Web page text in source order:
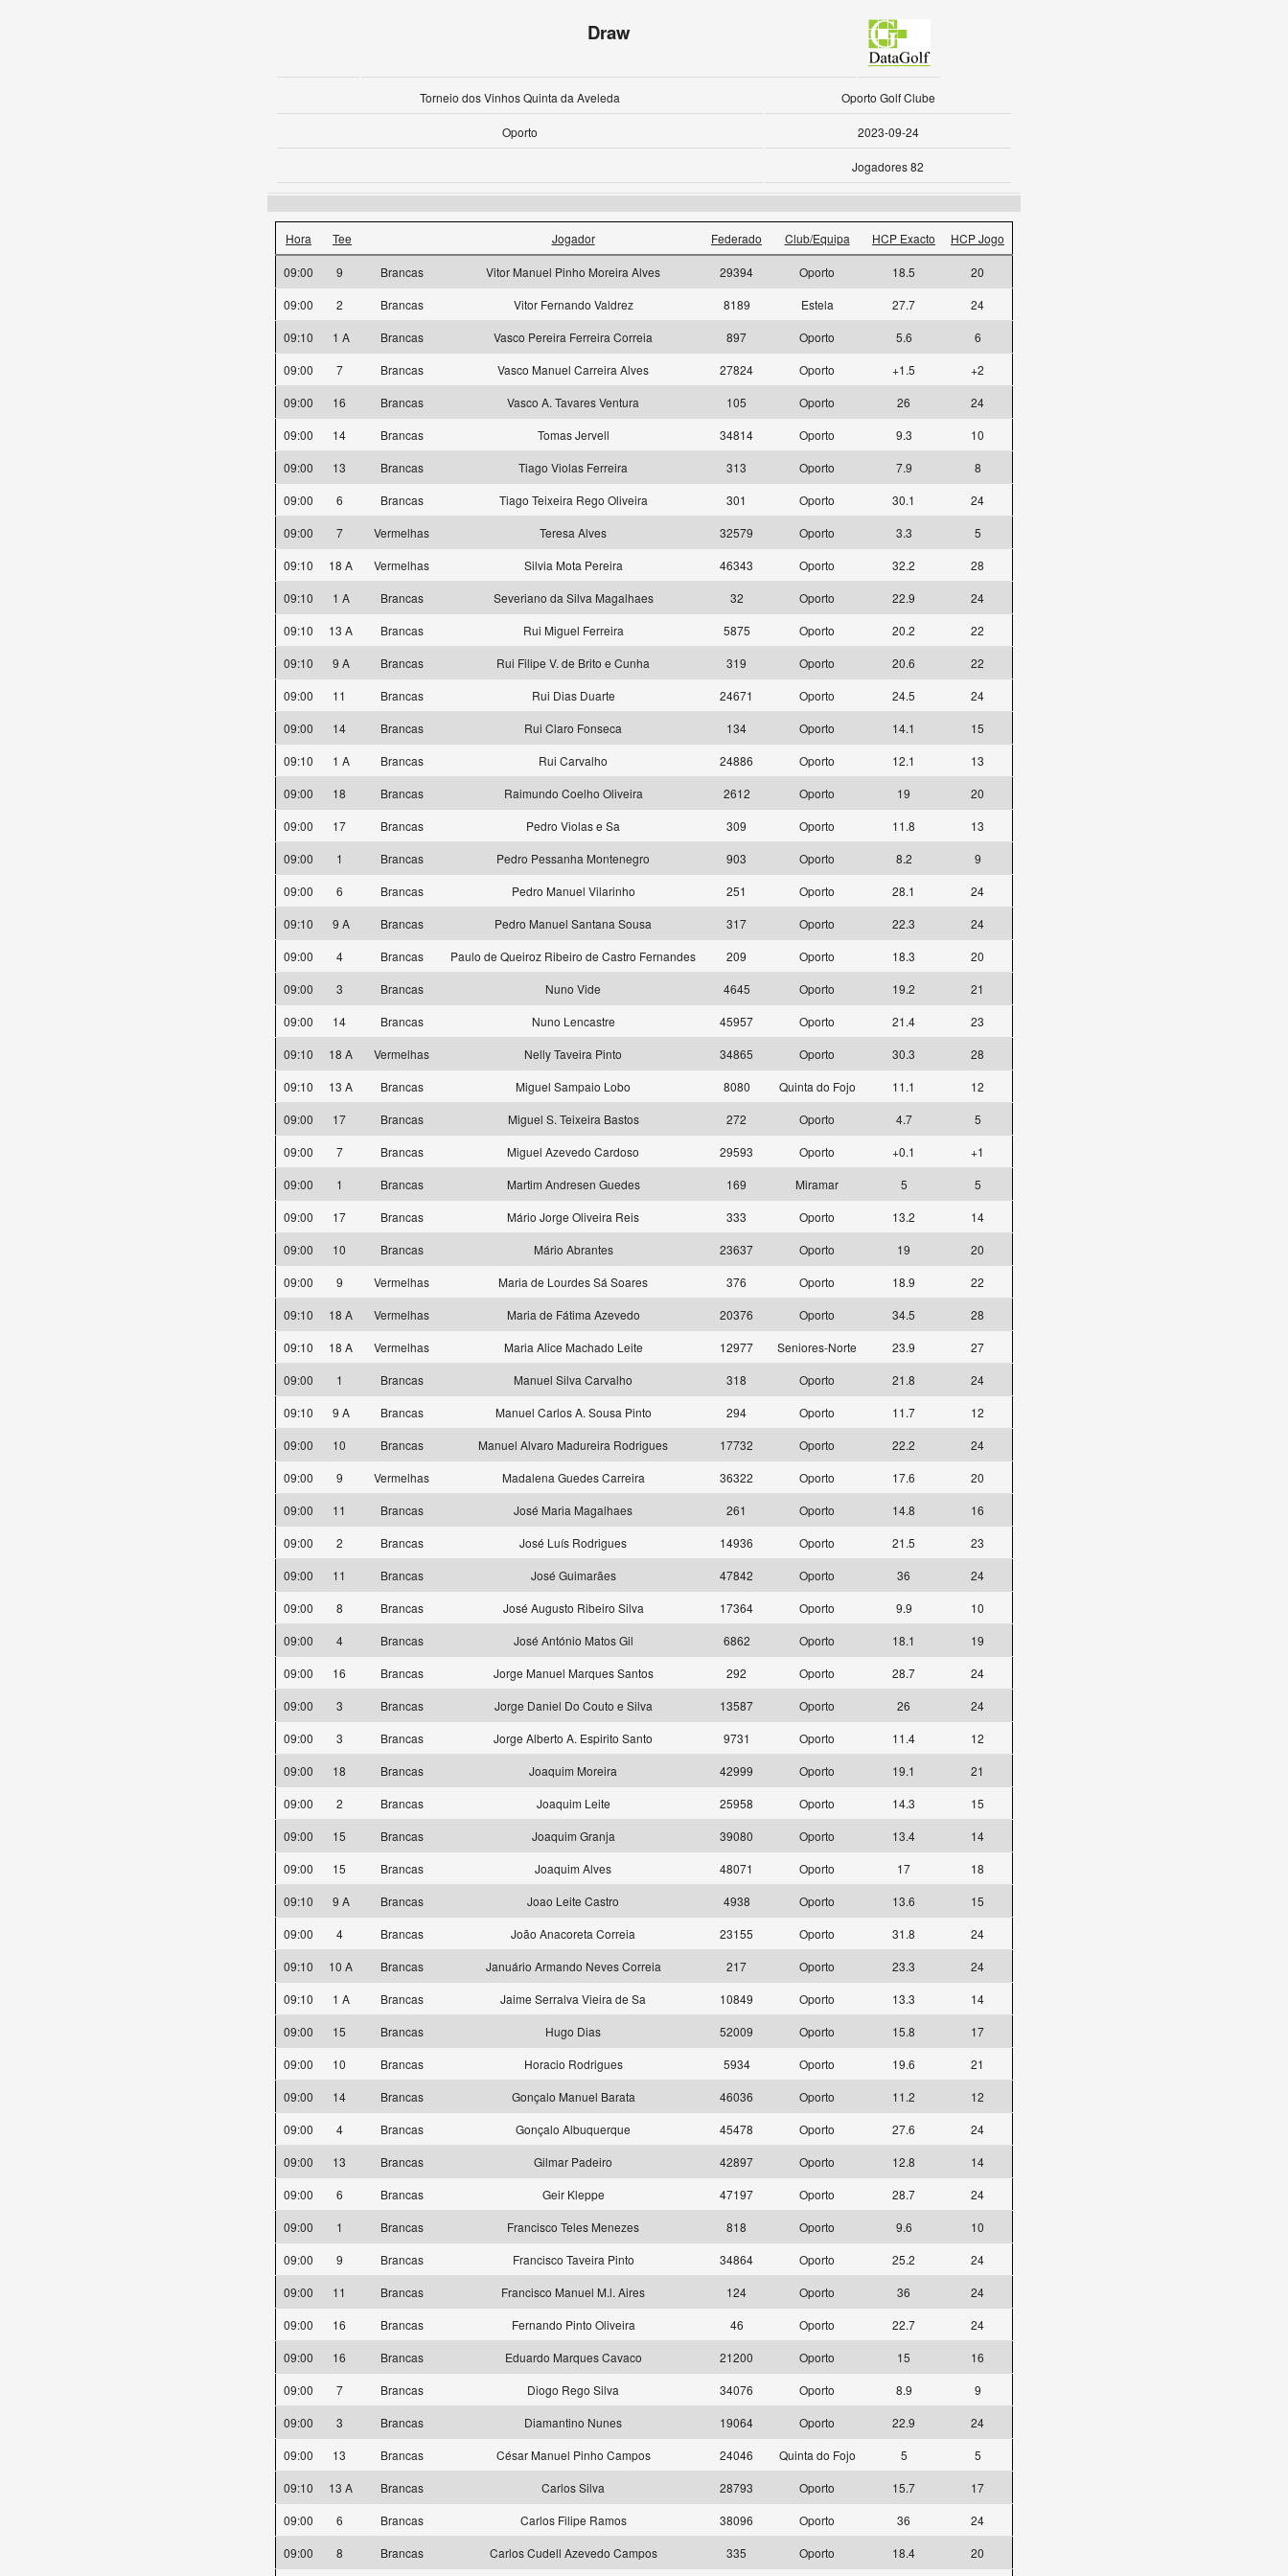
Draw
Torneio dos Vinhos Quinta da Aveleda Oporto Golf Clube
Oporto 2023-09-24
Jogadores 82
Hora Tee Jogador Federado Club/Equipa HCP Exacto HCP Jogo
09:00 9 Brancas Vitor Manuel Pinho Moreira Alves 29394 Oporto 18.5
20
09:00
2 Brancas Vitor Fernando Valdrez 8189 Estela 27.7
24
09:10
1 A Brancas Vasco Pereira Ferreira Correia 897 Oporto 5.6
6
09:00
7 Brancas Vasco Manuel Carreira Alves 27824 Oporto +1.5
+2
09:00
16 Brancas Vasco A. Tavares Ventura 105 Oporto 26
24
09:00
14 Brancas Tomas Jervell 34814 Oporto 9.3
10
09:00
13 Brancas Tiago Violas Ferreira 313 Oporto 7.9
8
09:00
6 Brancas Tiago Teixeira Rego Oliveira 301 Oporto 30.1
24
09:00
7 Vermelhas Teresa Alves 32579 Oporto 3.3
5
09:10
18 A Vermelhas Silvia Mota Pereira 46343 Oporto 32.2
28
09:10
1 A Brancas Severiano da Silva Magalhaes 32 Oporto 22.9
24
09:10
13 A Brancas Rui Miguel Ferreira 5875 Oporto 20.2
22
09:10
9 A Brancas Rui Filipe V. de Brito e Cunha 319 Oporto 20.6
22
09:00
11 Brancas Rui Dias Duarte 24671 Oporto 24.5
24
09:00
14 Brancas Rui Claro Fonseca 134 Oporto 14.1
15
09:10
1 A Brancas Rui Carvalho 24886 Oporto 12.1
13
09:00
18 Brancas Raimundo Coelho Oliveira 2612 Oporto 19
20
09:00
17 Brancas Pedro Violas e Sa 309 Oporto 11.8
13
09:00
1 Brancas Pedro Pessanha Montenegro 903 Oporto 8.2
9
09:00
6 Brancas Pedro Manuel Vilarinho 251 Oporto 28.1
24
09:10
9 A Brancas Pedro Manuel Santana Sousa 317 Oporto 22.3
24
09:00
4 Brancas Paulo de Queiroz Ribeiro de Castro Fernandes 209 Oporto 18.3
20
09:00
3 Brancas Nuno Vide 4645 Oporto 19.2
21
09:00
14 Brancas Nuno Lencastre 45957 Oporto 21.4
23
09:10
18 A Vermelhas Nelly Taveira Pinto 34865 Oporto 30.3
28
09:10
13 A Brancas Miguel Sampaio Lobo 8080 Quinta do Fojo 11.1
12
09:00
17 Brancas Miguel S. Teixeira Bastos 272 Oporto 4.7
5
09:00
7 Brancas Miguel Azevedo Cardoso 29593 Oporto +0.1
+1
09:00
1 Brancas Martim Andresen Guedes 169 Miramar 5
5
09:00
17 Brancas Mário Jorge Oliveira Reis 333 Oporto 13.2
14
09:00
10 Brancas Mário Abrantes 23637 Oporto 19
20
09:00
9 Vermelhas Maria de Lourdes Sá Soares 376 Oporto 18.9
22
09:10
18 A Vermelhas Maria de Fátima Azevedo 20376 Oporto 34.5
28
09:10
18 A Vermelhas Maria Alice Machado Leite 12977 Seniores-Norte 23.9
27
09:00
1 Brancas Manuel Silva Carvalho 318 Oporto 21.8
24
09:10
9 A Brancas Manuel Carlos A. Sousa Pinto 294 Oporto 11.7
12
09:00
10 Brancas Manuel Alvaro Madureira Rodrigues 17732 Oporto 22.2
24
09:00
9 Vermelhas Madalena Guedes Carreira 36322 Oporto 17.6
20
09:00
11 Brancas José Maria Magalhaes 261 Oporto 14.8
16
09:00
2 Brancas José Luís Rodrigues 14936 Oporto 21.5
23
09:00
11 Brancas José Guimarães 47842 Oporto 36
24
09:00
8 Brancas José Augusto Ribeiro Silva 17364 Oporto 9.9
10
09:00
4 Brancas José António Matos Gil 6862 Oporto 18.1
19
09:00
16 Brancas Jorge Manuel Marques Santos 292 Oporto 28.7
24
09:00
3 Brancas Jorge Daniel Do Couto e Silva 13587 Oporto 26
24
09:00
3 Brancas Jorge Alberto A. Espirito Santo 9731 Oporto 11.4
12
09:00
18 Brancas Joaquim Moreira 42999 Oporto 19.1
21
09:00
2 Brancas Joaquim Leite 25958 Oporto 14.3
15
09:00
15 Brancas Joaquim Granja 39080 Oporto 13.4
14
09:00
15 Brancas Joaquim Alves 48071 Oporto 17
18
09:10
9 A Brancas Joao Leite Castro 4938 Oporto 13.6
15
09:00
4 Brancas João Anacoreta Correia 23155 Oporto 31.8
24
09:10
10 A Brancas Januário Armando Neves Correia 217 Oporto 23.3
24
09:10
1 A Brancas Jaime Serralva Vieira de Sa 10849 Oporto 13.3
14
09:00
15 Brancas Hugo Dias 52009 Oporto 15.8
17
09:00
10 Brancas Horacio Rodrigues 5934 Oporto 19.6
21
09:00
14 Brancas Gonçalo Manuel Barata 46036 Oporto 11.2
12
09:00
4 Brancas Gonçalo Albuquerque 45478 Oporto 27.6
24
09:00
13 Brancas Gilmar Padeiro 42897 Oporto 12.8
14
09:00
6 Brancas Geir Kleppe 47197 Oporto 28.7
24
09:00
1 Brancas Francisco Teles Menezes 818 Oporto 9.6
10
09:00
9 Brancas Francisco Taveira Pinto 34864 Oporto 25.2
24
09:00
11 Brancas Francisco Manuel M.l. Aires 124 Oporto 36
24
09:00
16 Brancas Fernando Pinto Oliveira 46 Oporto 22.7
24
09:00
16 Brancas Eduardo Marques Cavaco 21200 Oporto 15
16
09:00
7 Brancas Diogo Rego Silva 34076 Oporto 8.9
9
09:00
3 Brancas Diamantino Nunes 19064 Oporto 22.9
24
09:00
13 Brancas César Manuel Pinho Campos 24046 Quinta do Fojo 5
5
09:10
13 A Brancas Carlos Silva 28793 Oporto 15.7
17
09:00
6 Brancas Carlos Filipe Ramos 38096 Oporto 36
24
09:00
8 Brancas Carlos Cudell Azevedo Campos 335 Oporto 18.4 20